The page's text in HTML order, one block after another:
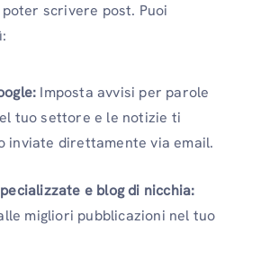
scrivere post. Puoi
Imposta avvisi per parole
tuo settore e le notizie ti
inviate direttamente via email.
e blog di nicchia:
migliori pubblicazioni nel tuo